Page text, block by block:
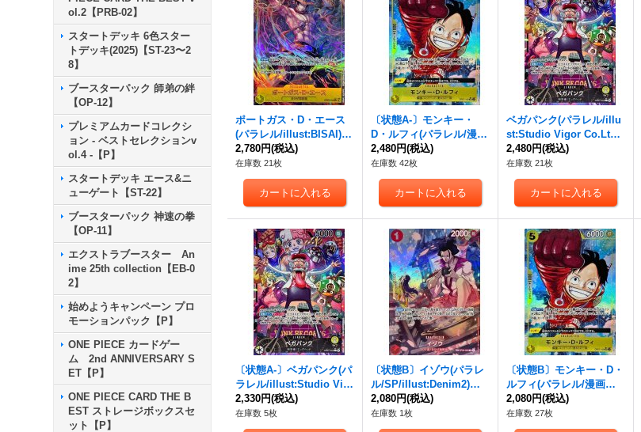
ol.2【PRB-02】
スタートデッキ 6色スター
トデッキ(2025)【ST-23〜2
8】
ブースターパック 師弟の絆
【OP-12】
プレミアムカードコレクシ
ョン - ベストセレクションv
ol.4 -【P】
スタートデッキ エース&ニ
ューゲート【ST-22】
ブースターパック 神速の拳
【OP-11】
エクストラブースター An
ime 25th collection【EB-0
2】
始めようキャンペーン プロ
モーションパック【P】
ONE PIECE カードゲー
ム 2nd ANNIVERSARY S
ET【P】
ONE PIECE CARD THE B
EST ストレージボックスセ
ット【P】
ポートガス・D・エース
(パラレル/illust:BISAI)
【SEC/P】{OP07-119}
2,780円(税込)
在庫数 21枚
〔状態A-〕モンキー・
D・ルフィ(パラレル/漫画
絵)【SR/P】{OP07-109}
2,480円(税込)
在庫数 42枚
ベガパンク(パラレル/illu
st:Studio Vigor Co.Ltd)
【L/P】{OP07-097}
2,480円(税込)
在庫数 21枚
〔状態A-〕ベガパンク(パ
ラレル/illust:Studio Vig
or Co.Ltd)【L/P】{OP07
-097}
2,330円(税込)
在庫数 5枚
〔状態B〕イゾウ(パラレ
ル/SP/illust:Denim2)【S
P】{OP03-003[OP07]}
2,080円(税込)
在庫数 1枚
〔状態B〕モンキー・D・
ルフィ(パラレル/漫画絵)
【SR/P】{OP07-109}
2,080円(税込)
在庫数 27枚